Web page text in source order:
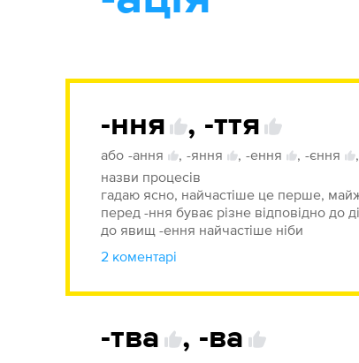
-ння , -ття
або -ання , -яння , -ення , -єння ,
назви процесів
гадаю ясно, найчастіше це перше,
перед -ння буває різне відповідно до
до явищ -ення найчастіше ніби
2 коментарі
-тва , -ва